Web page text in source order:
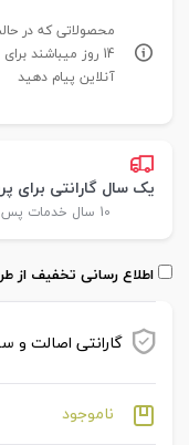
14 روز میباشند
آنلاین پیام دهید
یک سال گارانتی برای
10 سال خدمات پس از فروش برای تمام محصولات
اطلاع رسانی تخفیف از
گارانتی اصالت و
ناموجود